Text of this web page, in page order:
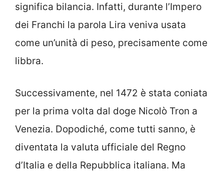
significa bilancia. Infatti, durante l’Impero
dei Franchi la parola Lira veniva usata
come un’unità di peso, precisamente come
libbra.
Successivamente, nel 1472 è stata coniata
per la prima volta dal doge Nicolò Tron a
Venezia. Dopodiché, come tutti sanno, è
diventata la valuta ufficiale del Regno
d’Italia e della Repubblica italiana. Ma